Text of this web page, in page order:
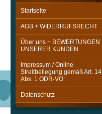
Startseite
AGB + WIDERRUFSRECHT
Über uns + BEWERTUNGEN
UNSERER KUNDEN
Impressum / Online-
Streitbeilegung gemäß Art. 14
Abs. 1 ODR-VO:
Datenschutz